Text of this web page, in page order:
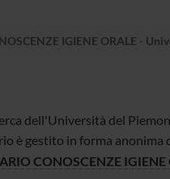
IGIENE ORALE -
dell'Università del
è gestito in forma
CONOSCENZE IGIENE